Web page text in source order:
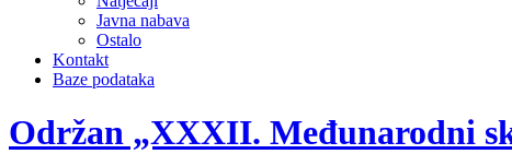
Javna nabava
Ostalo
Kontakt
Baze podataka
Održan „XXXII. Međunarodni